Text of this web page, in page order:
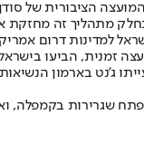
הציבורית של
מתהליך זה
למדינות דרום
זמנית, הביעו
ג'נט בארמון
שגרירות בקמפלה,